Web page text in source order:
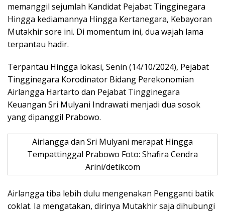
memanggil sejumlah Kandidat Pejabat Tingginegara
Hingga kediamannya Hingga Kertanegara, Kebayoran
Mutakhir sore ini. Di momentum ini, dua wajah lama
terpantau hadir.
Terpantau Hingga lokasi, Senin (14/10/2024), Pejabat
Tingginegara Korodinator Bidang Perekonomian
Airlangga Hartarto dan Pejabat Tingginegara
Keuangan Sri Mulyani Indrawati menjadi dua sosok
yang dipanggil Prabowo.
Airlangga dan Sri Mulyani merapat Hingga
Tempattinggal Prabowo Foto: Shafira Cendra
Arini/detikcom
Airlangga tiba lebih dulu mengenakan Pengganti batik
coklat. Ia mengatakan, dirinya Mutakhir saja dihubungi